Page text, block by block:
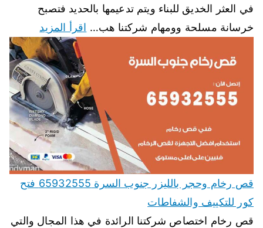
في العثر الخديق للبناء ويتم تدعيمها بالحديد فتصبح
خرسانة مسلحة وومهام شركتنا هب… اقرأ المزيد
قص رخام وحجر بالليزر جنوب السرة 65932555 فتح
كور للتكييف والشفاطات
قص رخام اختصاص شركتنا الرائدة في هذا المجال والتي